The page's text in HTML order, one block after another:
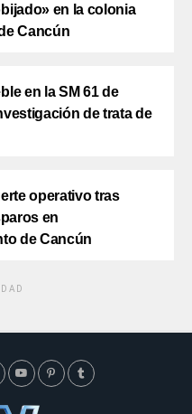
en la colonia
Cancún
en la SM 61 de
de trata de
operativo tras
en
de Cancún